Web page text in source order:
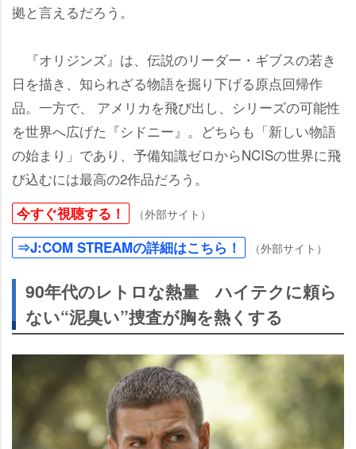
拠と言えるだろう。
『オリジンズ』は、伝説のリーダー・ギブスの若き
日を描き、知られざる物語を掘り下げる原点回帰作
品。一方で、 アメリカを飛び出し、シリーズの可能性
を世界へ広げた『シドニー』。どちらも「新しい物語
の始まり」であり、予備知識ゼロからNCISの世界に飛
び込むには最高の2作品だろう。
今すぐ視聴する！ （外部サイト）
⇒J:COM STREAMの詳細はこちら！ （外部サイト）
90年代のレトロな熱量 ハイテクに頼ら
ない“泥臭い”捜査が胸を熱くする